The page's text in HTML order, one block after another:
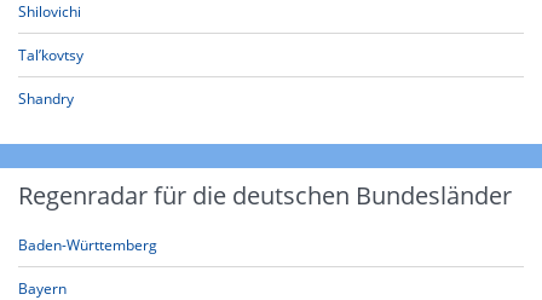
Shilovichi
Tal’kovtsy
Shandry
Regenradar für die deutschen Bundesländer
Baden-Württemberg
Bayern